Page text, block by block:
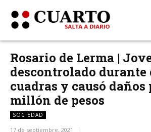
Rosario de Lerma |
descontrolado durante
cuadras y causó daños
millón de pesos
SOCIEDAD
17 de septiembre, 2021